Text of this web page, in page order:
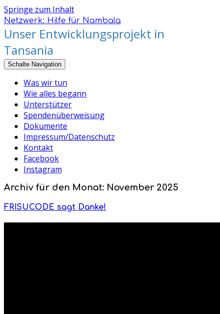
Springe zum Inhalt
Netzwerk: Hilfe für Nambala
Unser Entwicklungsprojekt in
Tansania
Schalte Navigation
Was wir tun
Wie alles begann
Unterstützer
Spendenüberweisung
Dokumente
Impressum/Datenschutz
Kontakt
Facebook
Instagram
Archiv für den Monat: November 2025
FRISUCODE sagt Danke!